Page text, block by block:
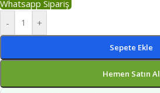
Whatsapp Sipariş
-
+
Sepete Ekle
Hemen Satın Al